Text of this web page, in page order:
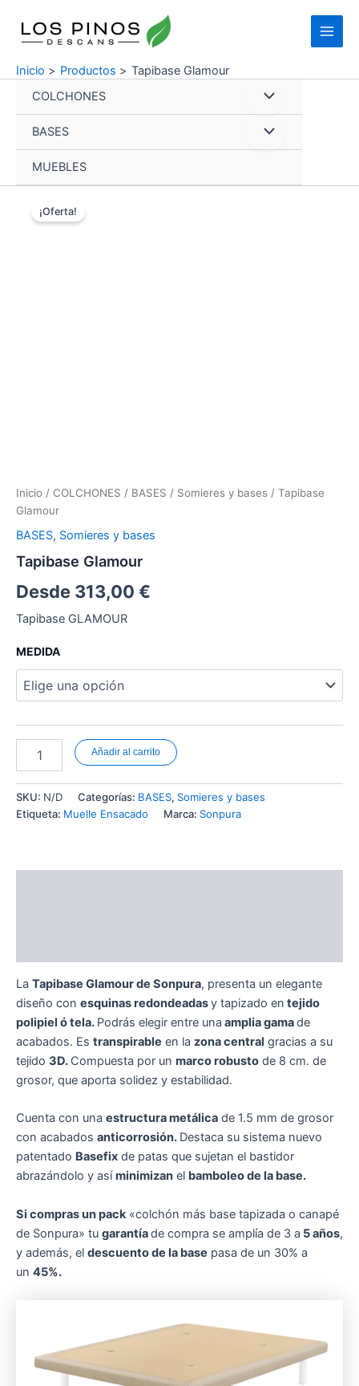
contenido
Main
Menu
Inicio Productos
Tapibase Glamour
COLCHONES
Alternar
menú
BASES Alternar
MUEBLES
¡Oferta!
Inicio / COLCHONES / BASES / Somieres y bases / Tapibase
Glamour
BASES, Somieres y bases
Tapibase Glamour
Desde 313,00 €
Tapibase GLAMOUR
MEDIDA
Glamour
cantidad
Añadir al carrito
SKU: N/D Categorías: BASES, Somieres y bases
Etiqueta: Muelle Ensacado Marca: Sonpura
La Tapibase Glamour de Sonpura, presenta un elegante
diseño con esquinas redondeadasy tapizado en tejido
polipiel ó tela. Podrás elegir entre una amplia gamade
acabados. Es transpirable en la zona central gracias a su
tejido 3D. Compuesta por un marco robusto de 8 cm. de
grosor, que aporta solidez y estabilidad.
Cuenta con una estructura metálica de 1.5 mm de grosor
con acabados anticorrosión. Destaca su sistema nuevo
patentado Basefix de patas que sujetan el bastidor
abrazándolo y asíminimizan el bamboleo de la base.
Si compras un pack«colchón más base tapizada o canapé
de Sonpura» tu garantíade compra se amplía de 3 a 5 años,
y además, el descuento de la base pasa de un 30% a
un 45%.